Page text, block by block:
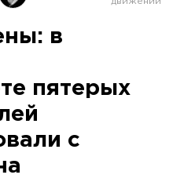
в
пятерых
с